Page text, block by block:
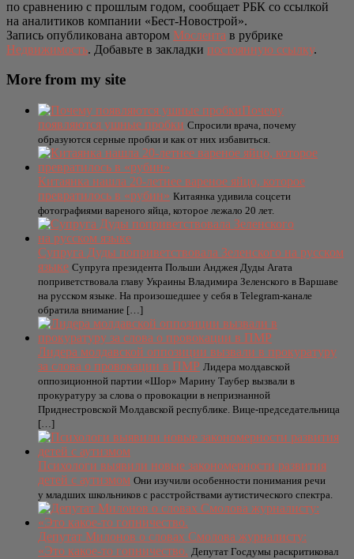
по сравнению с прошлым годом, сообщает РБК со ссылкой
на аналитиков компании «Бест-Новострой».
Запись опубликована автором Мослента в рубрике
Недвижимость. Добавьте в закладки постоянную ссылку.
More from my site
Почему
появляются ушные пробки Спросили врача, почему
образуются серные пробки и как от них избавиться.
Китаянка нашла 20-летнее вареное яйцо, которое
превратилось в «рубин» Китаянка удивила соцсети
фотографиями вареного яйца, которое лежало 20 лет.
Супруга Дуды поприветствовала Зеленского на русском
языке Супруга президента Польши Анджея Дуды Агата
поприветствовала главу Украины Владимира Зеленского в Варшаве
на русском языке. На произошедшее у себя в Telegram-канале
обратила внимание […]
Лидера молдавской оппозиции вызвали в прокуратуру
за слова о провокации в ПМР Лидера молдавской
оппозиционной партии «Шор» Марину Таубер вызвали в
прокуратуру за слова о провокации в непризнанной
Приднестровской Молдавской республике. Вице-председательница
[…]
Психологи выявили новые закономерности развития
детей с аутизмом Они изучили особенности понимания речи
у младших школьников с расстройствами аутистического спектра.
Депутат Милонов о словах Смолова журналисту:
«Это какое-то гопничество. Депутат Госдумы раскритиковал